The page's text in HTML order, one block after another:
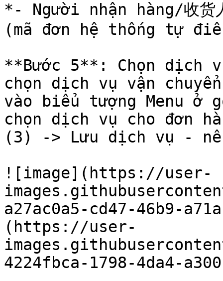
*- Người nhận hàng/收货
(mã đơn hệ thống tự
**Bước 5**: Chọn dịch
chọn dịch vụ vận
vào biểu tượng Menu ở
chọn dịch vụ cho đơn
(3) -> Lưu dịch vụ -
![image](https://user-
a27ac0a5-cd47-46b9-
(https://user-
4224fbca-1798-4da4-